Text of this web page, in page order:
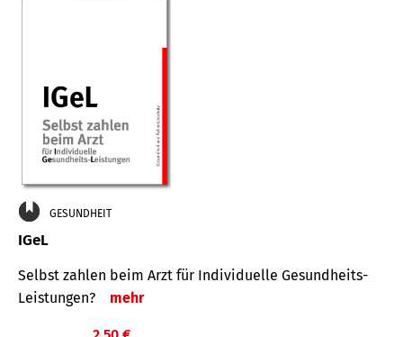
GESUNDHEIT
IGeL
Selbst zahlen beim Arzt für Indi­vidu­elle Gesund­heits-
Leis­tungen?
mehr